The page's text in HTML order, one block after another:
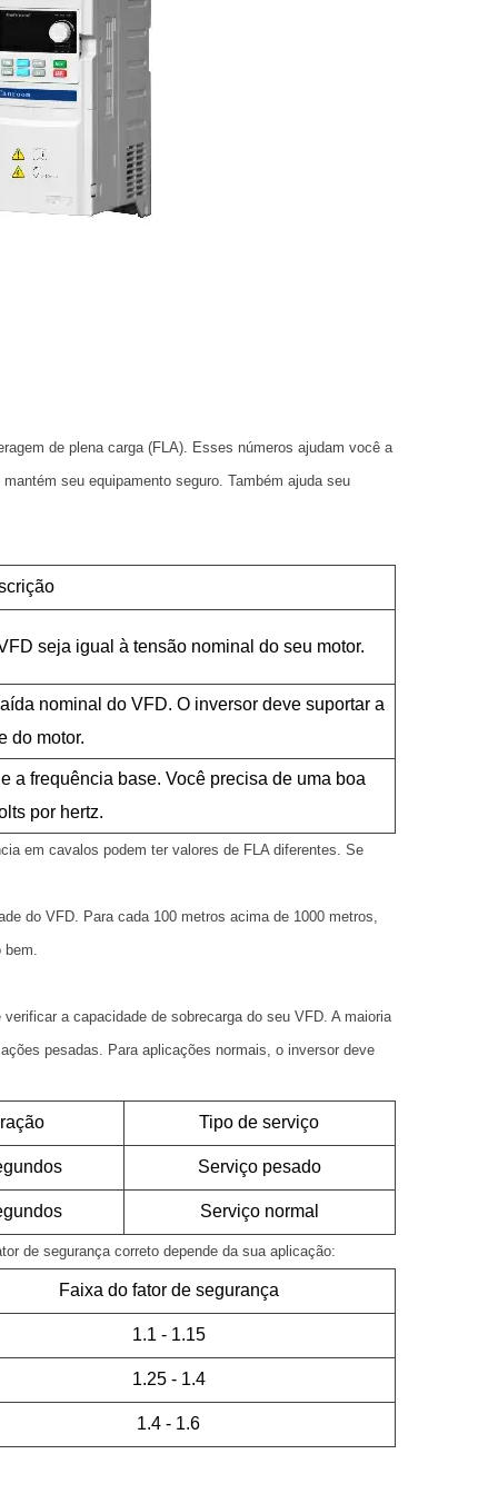
de plena carga (FLA). Esses números ajudam você a
seu equipamento seguro. Também ajuda seu
seja igual à tensão nominal do seu motor.
nominal do VFD. O inversor deve suportar a
do motor.
a frequência base. Você precisa de uma boa
por hertz.
em cavalos podem ter valores de FLA diferentes. Se
do VFD. Para cada 100 metros acima de 1000 metros,
a capacidade de sobrecarga do seu VFD. A maioria
pesadas. Para aplicações normais, o inversor deve
Tipo de serviço
Serviço pesado
Serviço normal
de segurança correto depende da sua aplicação:
Faixa do fator de segurança
1.1 - 1.15
1.25 - 1.4
1.4 - 1.6